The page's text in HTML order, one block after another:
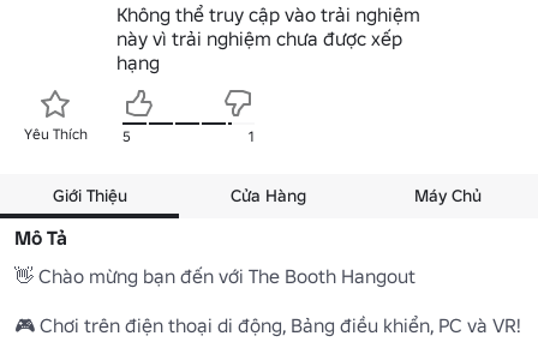
Không thể truy cập vào trải nghiệm
này vì trải nghiệm chưa được xếp
hạng
Yêu Thích 5 1
Giới Thiệu Cửa Hàng Máy Chủ
Mô Tả
👋 Chào mừng bạn đến với The Booth Hangout
🎮 Chơi trên điện thoại di động, Bảng điều khiển, PC và VR!